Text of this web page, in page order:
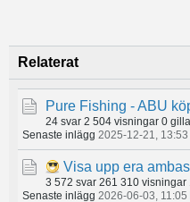
Relaterat
Pure Fishing - ABU
24 svar 2 504 visningar 0
Senaste inlägg 2025-12-21, 13:53
Visa upp era
3 572 svar 261 310 visningar
Senaste inlägg 2026-06-03, 11:05